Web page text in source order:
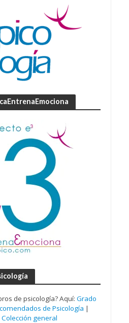
de psicología? Aquí: Grado
de Psicología |
Colección general